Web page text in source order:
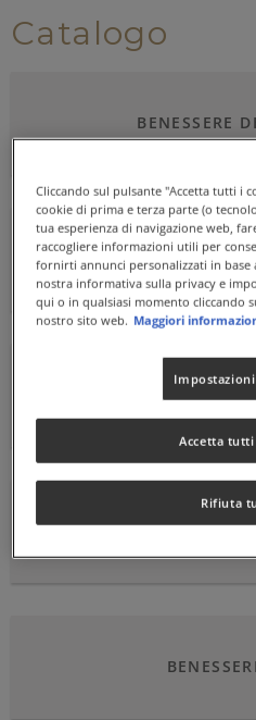
Catalogo
BENESSERE
BENESSERE PER
DEPURAZIONE E
DIFESE
Cliccando sul pulsante "Accetta tutti i
cookie di prima e terza parte (o
tua esperienza di navigazione web,
raccogliere informazioni utili per
fornirti annunci personalizzati in
nostra informativa sulla privacy e
qui o in qualsiasi momento cliccando
nostro sito web. Maggiori
Rifiuta
Accetta